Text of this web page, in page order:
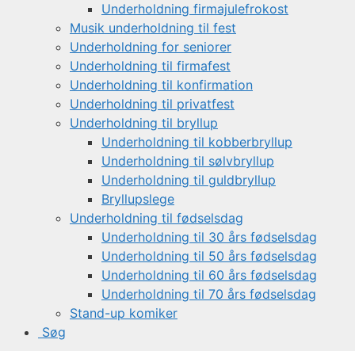
Underholdning firmajulefrokost
Musik underholdning til fest
Underholdning for seniorer
Underholdning til firmafest
Underholdning til konfirmation
Underholdning til privatfest
Underholdning til bryllup
Underholdning til kobberbryllup
Underholdning til sølvbryllup
Underholdning til guldbryllup
Bryllupslege
Underholdning til fødselsdag
Underholdning til 30 års fødselsdag
Underholdning til 50 års fødselsdag
Underholdning til 60 års fødselsdag
Underholdning til 70 års fødselsdag
Stand-up komiker
Søg